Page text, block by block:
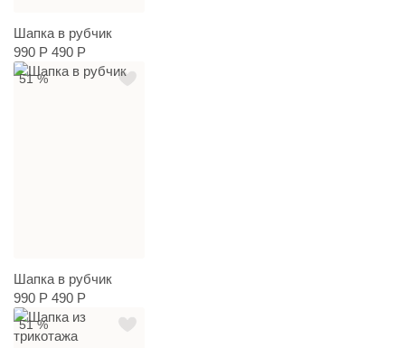
Шапка в рубчик
990 Р 490 Р
51 %
Шапка в рубчик
990 Р 490 Р
51 %